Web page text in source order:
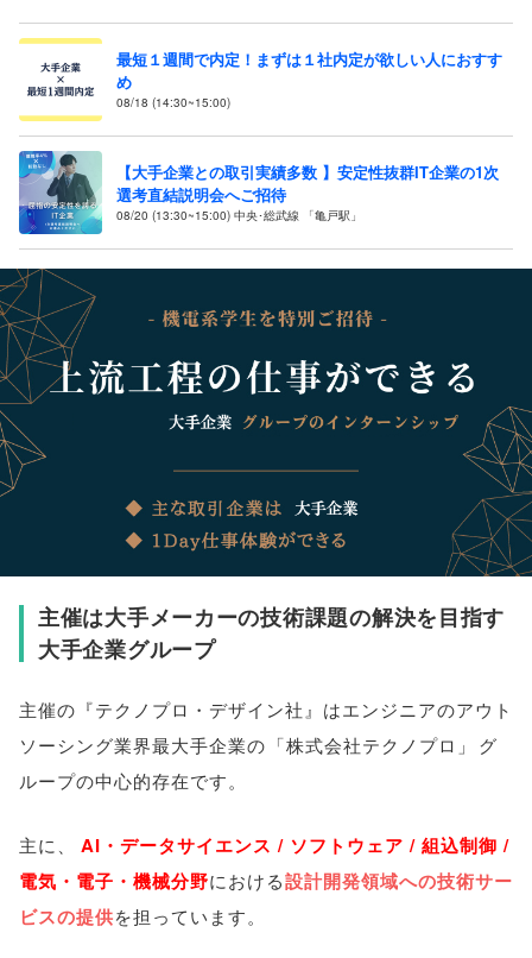
最短１週間で内定！まずは１社内定が欲しい人におすす
め
08/18 (14:30~15:00)
【大手企業との取引実績多数 】安定性抜群IT企業の1次
選考直結説明会へご招待
08/20 (13:30~15:00) 中央･総武線 「亀戸駅」
主催は大手メーカーの技術課題の解決を目指す
大手企業グループ
主催の『テクノプロ・デザイン社』はエンジニアのアウト
ソーシング業界最大手企業の 「株式会社テクノプロ 」
グ
ループの中心的存在です。
主に、
AI・データサイエンス / ソフトウェア / 組込制御 /
電気・電子・機械分野における設計開発領域への技術サー
ビスの提供を担っています。